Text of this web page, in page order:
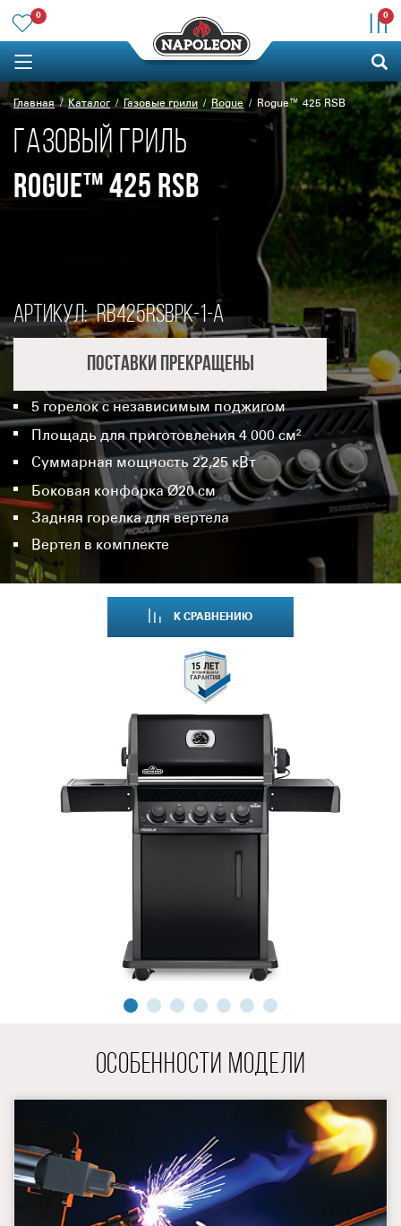
0 0
Главная Каталог Газовые грили Rogue Rogue™ 425 RSB
ГАЗОВЫЙ ГРИЛЬ
ROGUE™ 425 RSB
Артикул: RB425RSBPK-1-A
Поставки прекращены
5 горелок с независимым поджигом
Площадь для приготовления 4 000 см²
Суммарная мощность 22,25 кВт
Боковая конфорка Ø20 см
Задняя горелка для вертела
Вертел в комплекте
К СРАВНЕНИЮ
ОСОБЕННОСТИ МОДЕЛИ